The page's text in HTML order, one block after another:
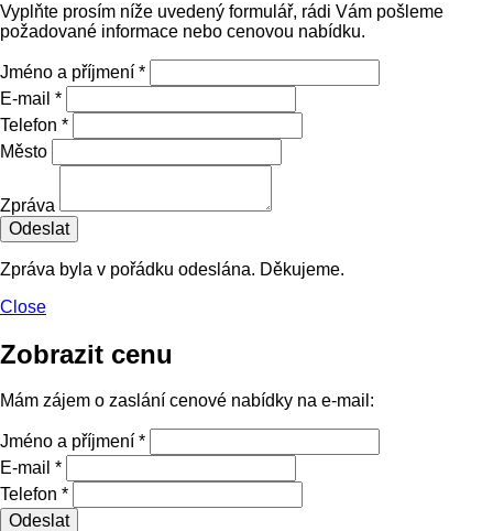
Vyplňte prosím níže uvedený formulář, rádi Vám pošleme
požadované informace nebo cenovou nabídku.
Jméno a příjmení *
E-mail *
Telefon *
Město
Zpráva
Odeslat
Zpráva byla v pořádku odeslána. Děkujeme.
Close
Zobrazit cenu
Mám zájem o zaslání cenové nabídky na e-mail:
Jméno a příjmení *
E-mail *
Telefon *
Odeslat